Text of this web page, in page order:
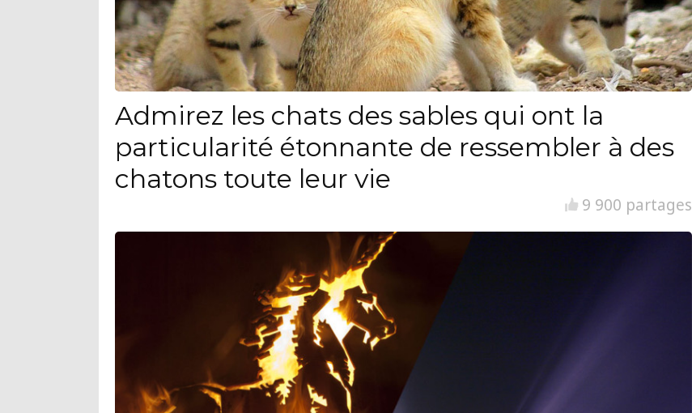
Admirez les chats des sables qui ont la
particularité étonnante de ressembler à des
chatons toute leur vie
9 900 partages